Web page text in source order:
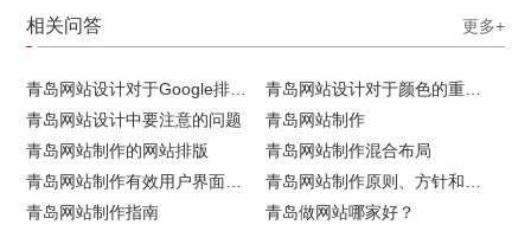
相关问答 更多+
青岛网站设计中要注意的问题
青岛网站制作
青岛网站制作的网站排版
青岛网站制作混合布局
青岛网站制作指南
青岛做网站哪家好？